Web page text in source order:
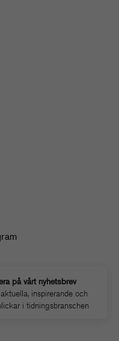
på vårt nyhetsbrev
inspirerande och
i tidningsbranschen